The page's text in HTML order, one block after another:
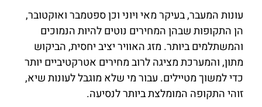
עונות המעבר, בעיקר מאי ויוני וכן ספטמבר ואוקטובר,
הן התקופות שבהן המחירים נוטים להיות הנמוכים
והמשתלמים ביותר. מזג האוויר יציב יחסית, הביקוש
מתון, והמערכת מציגה לרוב מחירים אטרקטיביים יותר
כדי למשוך מטיילים. עבור מי שלא מוגבל לעונות שיא,
זוהי התקופה המומלצת ביותר לנסיעה.